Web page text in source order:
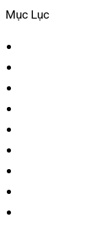
Mục Lục